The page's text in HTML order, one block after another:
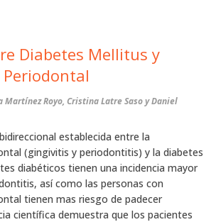
Diabetes Mellitus y
Martínez Royo, Cristina Latre Saso y Daniel
establecida entre la
(gingivitis y periodontitis) y la diabetes
diabéticos tienen una incidencia mayor
así como las personas con
tienen mas riesgo de padecer
científica demuestra que los pacientes